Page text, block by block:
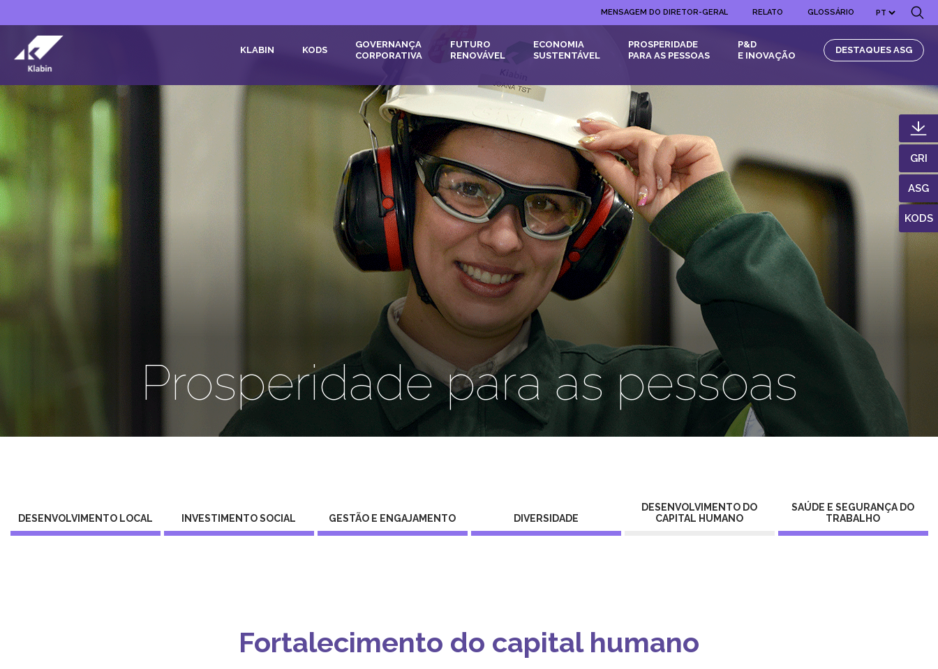
MENSAGEM DO DIRETOR-GERAL RELATO GLOSSÁRIO
KLABIN KODS
GOVERNANÇA
CORPORATIVA
FUTURO
RENOVÁVEL
ECONOMIA
SUSTENTÁVEL
PROSPERIDADE
PARA AS PESSOAS
P&D
E INOVAÇÃO
DESTAQUES ASG
Prosperidade para as pessoas
GRI
ASG
KODS
DESENVOLVIMENTO LOCAL INVESTIMENTO SOCIAL GESTÃO E ENGAJAMENTO DIVERSIDADE
DESENVOLVIMENTO DO
CAPITAL HUMANO
SAÚDE E SEGURANÇA DO
TRABALHO
Fortalecimento do capital humano